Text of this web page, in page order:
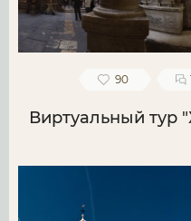
90
Виртуальный тур